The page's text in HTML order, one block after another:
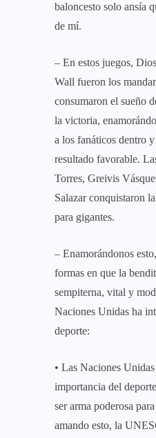
baloncesto solo ansía
de mí.
– En estos juegos,
Wall fueron los
consumaron el sueño
la victoria,
a los fanáticos dentro
resultado favorable.
Torres, Greivis
Salazar conquistaron
para gigantes.
– Enamorándonos
formas en que la
sempiterna, vital y
Naciones Unidas ha
deporte:
• Las Naciones
importancia del
ser arma poderosa
amando esto, la